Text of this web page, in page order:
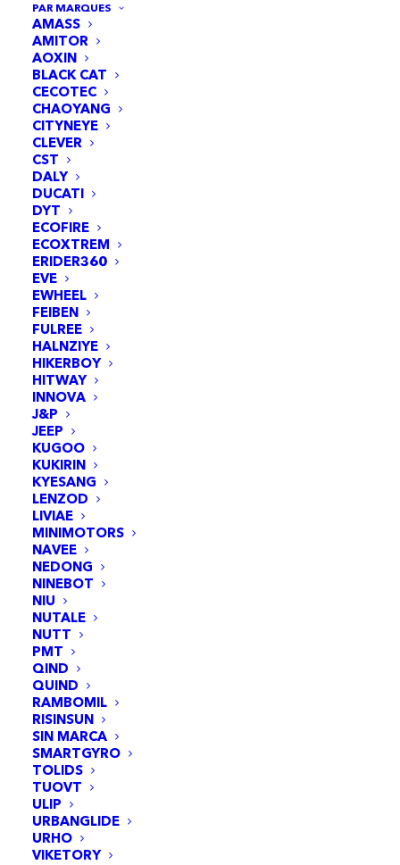
PAR MARQUES
AMASS
AMITOR
AOXIN
BLACK CAT
CECOTEC
CHAOYANG
CITYNEYE
CLEVER
CST
DALY
DUCATI
DYT
ECOFIRE
ECOXTREM
ERIDER360
EVE
EWHEEL
FEIBEN
FULREE
HALNZIYE
HIKERBOY
HITWAY
INNOVA
J&P
JEEP
KUGOO
KUKIRIN
KYESANG
LENZOD
LIVIAE
MINIMOTORS
NAVEE
NEDONG
NINEBOT
NIU
NUTALE
NUTT
PMT
QIND
QUIND
RAMBOMIL
RISINSUN
SIN MARCA
SMARTGYRO
TOLIDS
TUOVT
ULIP
URBANGLIDE
URHO
VIKETORY